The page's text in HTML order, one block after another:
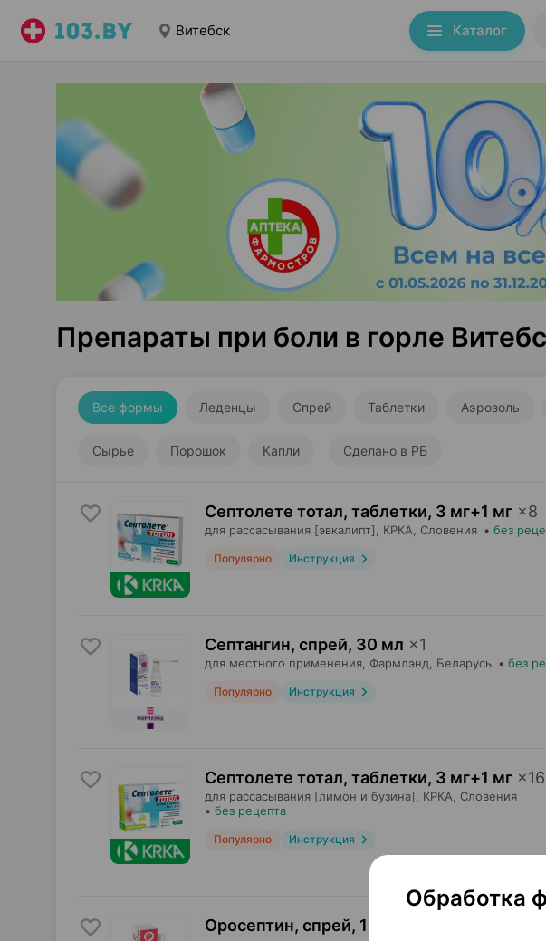
Витебск Каталог
Препараты при боли в горле
Все формы Леденцы Спрей Таблетки Аэрозоль
Сырье Порошок Капли Сделано в РБ
Септолете тотал, таблетки, 3 мг+1 мг ×8
для рассасывания [эвкалипт], КРКА , Словения • без
Популярно Инструкция
Септангин, спрей, 30 мл ×1
для местного применения, Фармлэнд , Беларусь • без
Популярно Инструкция
Септолете тотал, таблетки, 3 мг+1 мг ×16
для рассасывания [лимон и бузина], КРКА , Словения
• без рецепта
Популярно Инструкция
Оросептин, спрей, 14 мг / 1 мл 100 мл
Обработка